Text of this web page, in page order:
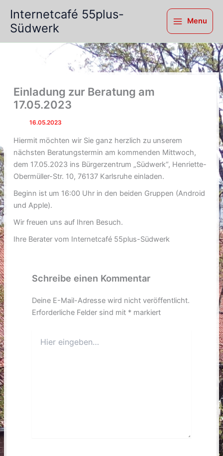
Inhalt
springen
Internetcafé 55plus-
Südwerk
Menu
Einladung zur Beratung am
17.05.2023
/16.05.2023
Hiermit möchten wir Sie ganz herzlich zu unserem
nächsten Beratungstermin am kommenden Mittwoch,
dem 17.05.2023 ins Bürgerzentrum „Südwerk“, Henriette-
Obermüller-Str. 10, 76137 Karlsruhe einladen.
Beginn ist um 16:00 Uhr in den beiden Gruppen (Android
und Apple).
Wir freuen uns auf Ihren Besuch.
Ihre Berater vom Internetcafé 55plus-Südwerk
Schreibe einen Kommentar
Deine E-Mail-Adresse wird nicht veröffentlicht.
Erforderliche Felder sind mit *markiert
eingeben…